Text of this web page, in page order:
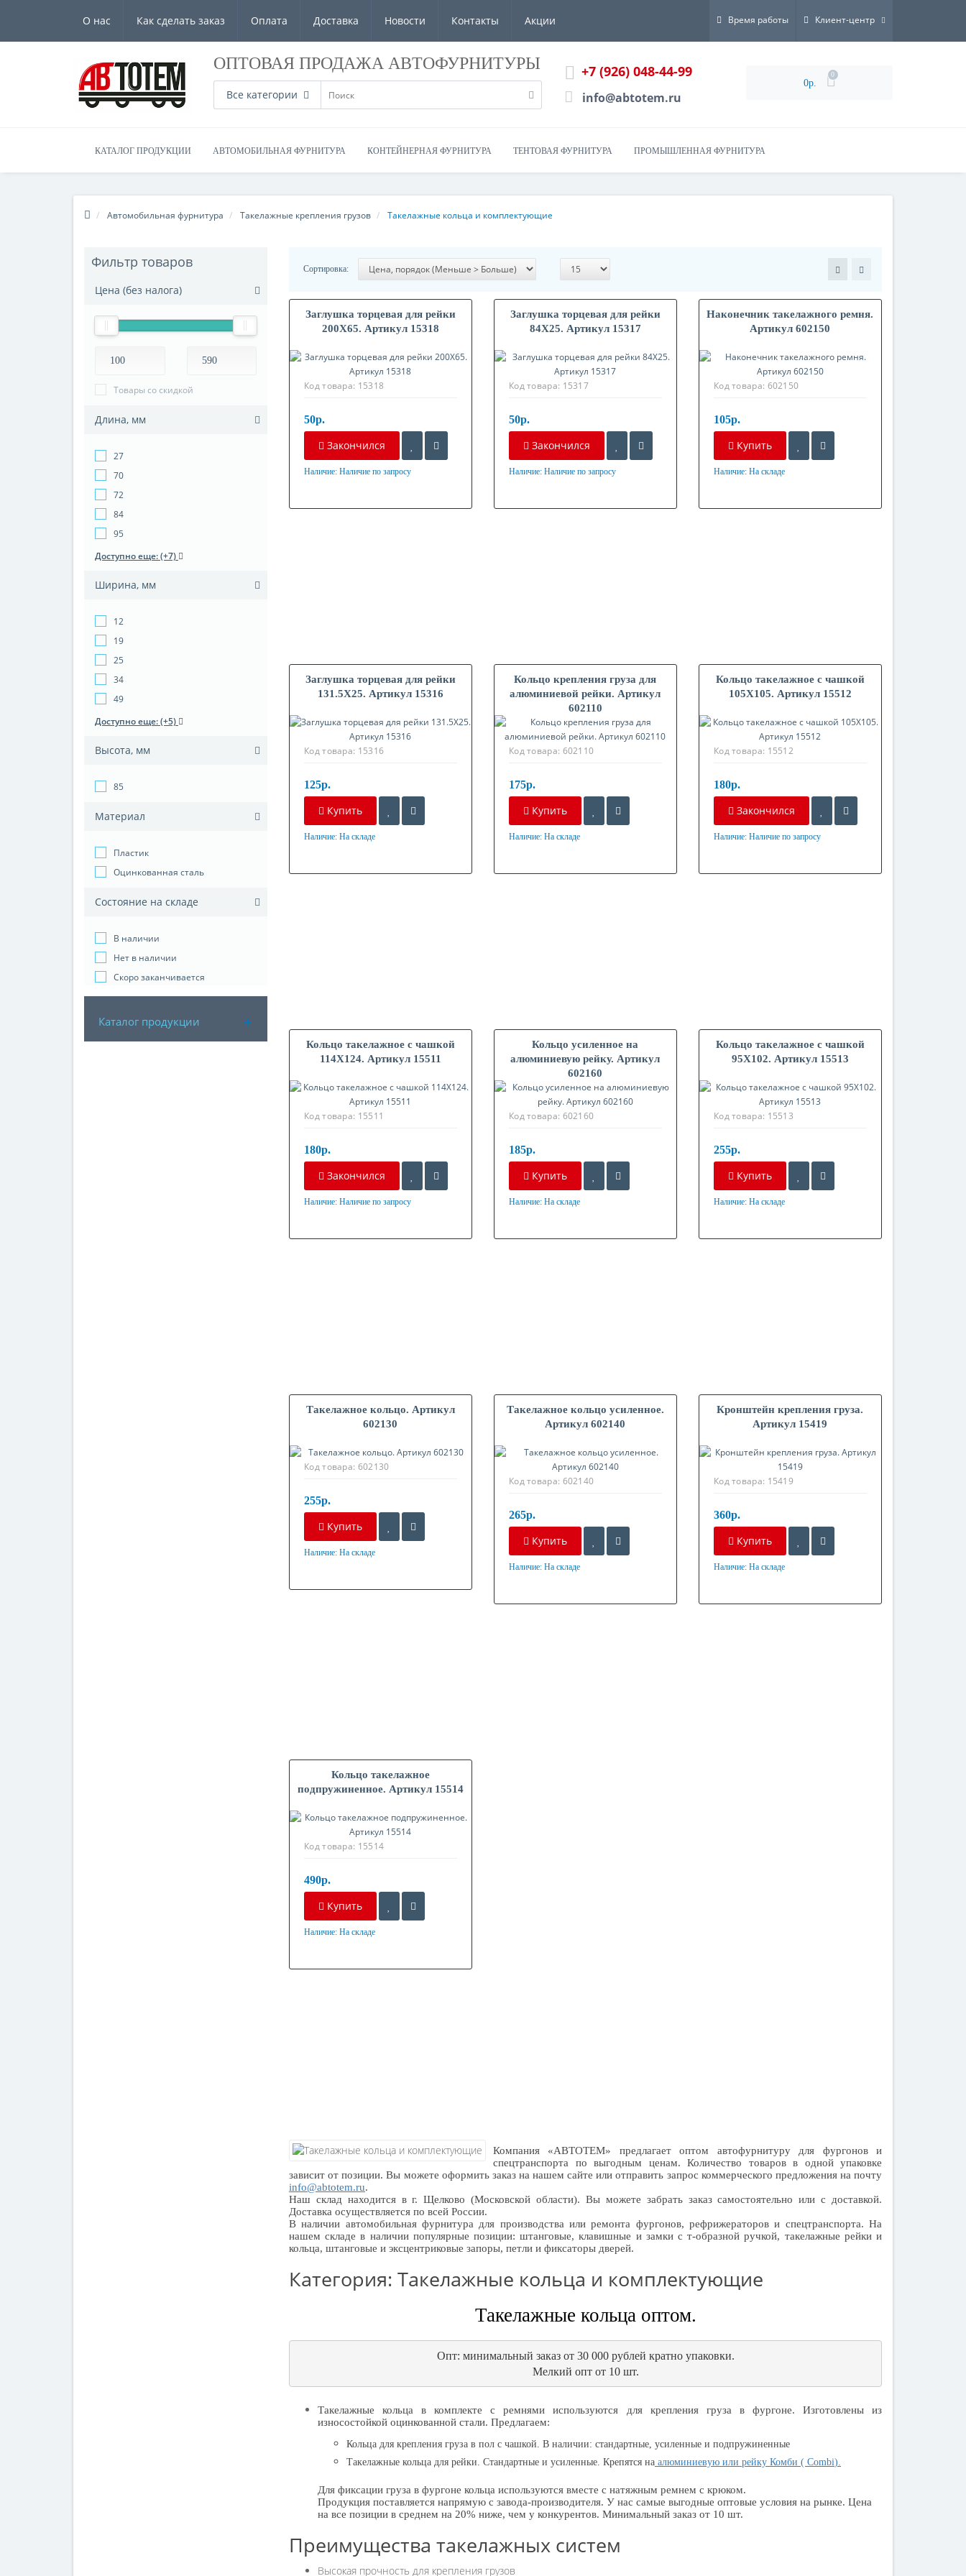
О нас Как сделать заказ Оплата Доставка Новости Контакты Акции Время работы Клиент-центр
ОПТОВАЯ ПРОДАЖА АВТОФУРНИТУРЫ
Все категории
+7 (926) 048-44-99
info@abtotem.ru
0р.
0
КАТАЛОГ ПРОДУКЦИИ АВТОМОБИЛЬНАЯ ФУРНИТУРА КОНТЕЙНЕРНАЯ ФУРНИТУРА ТЕНТОВАЯ ФУРНИТУРА ПРОМЫШЛЕННАЯ ФУРНИТУРА
Автомобильная фурнитура Такелажные крепления грузов Такелажные кольца и комплектующие
Фильтр товаров
Цена (без налога)
Товары со скидкой
Длина, мм
27
70
72
84
95
Доступно еще: (+7)
Ширина, мм
12
19
25
34
49
Доступно еще: (+5)
Высота, мм
85
Материал
Пластик
Оцинкованная сталь
Состояние на складе
В наличии
Нет в наличии
Скоро заканчивается
Каталог продукции
Сортировка:
Заглушка торцевая для рейки
200X65. Артикул 15318
Код товара: 15318
50р.
Закончился
Наличие: Наличие по запросу
Заглушка торцевая для рейки
84X25. Артикул 15317
Код товара: 15317
50р.
Закончился
Наличие: Наличие по запросу
Наконечник такелажного ремня.
Артикул 602150
Код товара: 602150
105р.
Купить
Наличие: На складе
Заглушка торцевая для рейки
131.5X25. Артикул 15316
Код товара: 15316
125р.
Купить
Наличие: На складе
Кольцо крепления груза для
алюминиевой рейки. Артикул
602110
Код товара: 602110
175р.
Купить
Наличие: На складе
Кольцо такелажное с чашкой
105X105. Артикул 15512
Код товара: 15512
180р.
Закончился
Наличие: Наличие по запросу
Кольцо такелажное с чашкой
114X124. Артикул 15511
Код товара: 15511
180р.
Закончился
Наличие: Наличие по запросу
Кольцо усиленное на
алюминиевую рейку. Артикул
602160
Код товара: 602160
185р.
Купить
Наличие: На складе
Кольцо такелажное с чашкой
95X102. Артикул 15513
Код товара: 15513
255р.
Купить
Наличие: На складе
Такелажное кольцо. Артикул
602130
Код товара: 602130
255р.
Купить
Наличие: На складе
Такелажное кольцо усиленное.
Артикул 602140
Код товара: 602140
265р.
Купить
Наличие: На складе
Кронштейн крепления груза.
Артикул 15419
Код товара: 15419
360р.
Купить
Наличие: На складе
Кольцо такелажное
подпружиненное. Артикул 15514
Код товара: 15514
490р.
Купить
Наличие: На складе
Компания «АВТОТЕМ» предлагает оптом автофурнитуру для фургонов и
спецтранспорта по выгодным ценам. Количество товаров в одной упаковке
зависит от позиции. Вы можете оформить заказ на нашем сайте или отправить запрос коммерческого предложения на почту
info@abtotem.ru.
Наш склад находится в г. Щелково (Московской области). Вы можете забрать заказ самостоятельно или с доставкой.
Доставка осуществляется по всей России.
В наличии автомобильная фурнитура для производства или ремонта фургонов, рефрижераторов и спецтранспорта. На
нашем складе в наличии популярные позиции: штанговые, клавишные и замки с т-образной ручкой, такелажные рейки и
кольца, штанговые и эксцентриковые запоры, петли и фиксаторы дверей.
Категория: Такелажные кольца и комплектующие
Такелажные кольца оптом.
Опт: минимальный заказ от 30 000 рублей кратно упаковки.
Мелкий опт от 10 шт.
Такелажные кольца в комплекте с ремнями используются для крепления груза в фургоне. Изготовлены из
износостойкой оцинкованной стали. Предлагаем:
Кольца для крепления груза в пол с чашкой. В наличии: стандартные, усиленные и подпружиненные
Такелажные кольца для рейки. Стандартные и усиленные. Крепятся на алюминиевую или рейку Комби ( Combi).
Для фиксации груза в фургоне кольца используются вместе с натяжным ремнем с крюком.
Продукция поставляется напрямую с завода-производителя. У нас самые выгодные оптовые условия на рынке. Цена
на все позиции в среднем на 20% ниже, чем у конкурентов. Минимальный заказ от 10 шт.
Преимущества такелажных систем
Высокая прочность для крепления грузов